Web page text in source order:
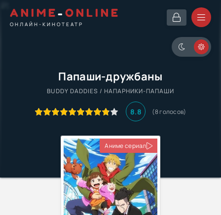
ANIME- ONLINE
ОНЛАЙН-КИНОТЕАТР
Папаши-дружбаны
BUDDY DADDIES / НАПАРНИКИ-ПАПАШИ
8.8 (8 голосов)
Аниме сериал